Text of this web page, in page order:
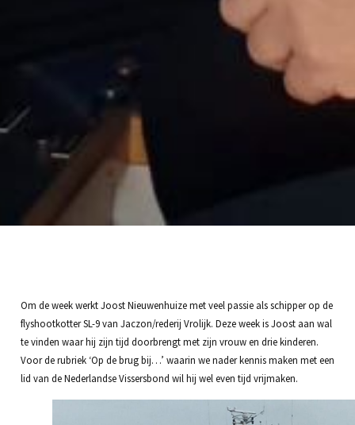
Om de week werkt Joost Nieuwenhuize met veel passie als schipper op de
flyshootkotter SL-9 van Jaczon/rederij Vrolijk. Deze week is Joost aan wal
te vinden waar hij zijn tijd doorbrengt met zijn vrouw en drie kinderen.
Voor de rubriek ‘Op de brug bij…’ waarin we nader kennis maken met een
lid van de Nederlandse Vissersbond wil hij wel even tijd vrijmaken.